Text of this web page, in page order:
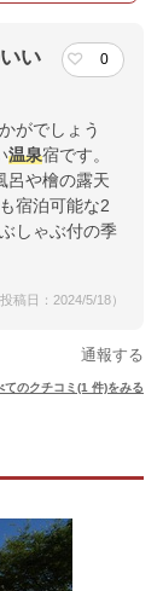
い
0
がでしょう
温泉宿です。
呂や檜の露天
宿泊可能な2
しゃぶ付の季
稿日：2024/5/18）
通報する
てのクチコミ(1 件)をみる